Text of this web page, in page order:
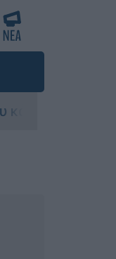
και η επόμενη